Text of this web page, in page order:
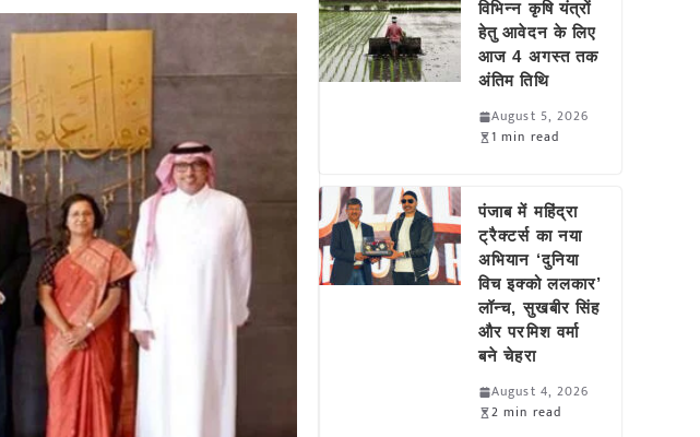
विभिन्न कृषि यंत्रों
हेतु आवेदन के लिए
आज 4 अगस्त तक
अंतिम तिथि
August 5, 2026
1 min read
पंजाब में महिंद्रा
ट्रैक्टर्स का नया
अभियान ‘दुनिया
विच इक्को ललकार’
लॉन्च, सुखबीर सिंह
और परमिश वर्मा
बने चेहरा
August 4, 2026
2 min read